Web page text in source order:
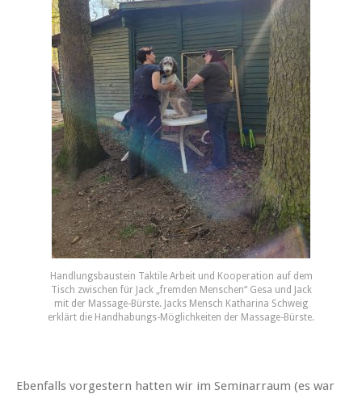
Handlungsbaustein Taktile Arbeit und Kooperation auf dem
Tisch zwischen für Jack „fremden Menschen“ Gesa und Jack
mit der Massage-Bürste. Jacks Mensch Katharina Schweig
erklärt die Handhabungs-Möglichkeiten der Massage-Bürste.
Ebenfalls vorgestern hatten wir im Seminarraum (es war